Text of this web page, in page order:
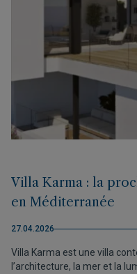
Villa Karma : la
en Méditerranée
27.04.2026
Villa Karma est une villa
l’architecture, la mer et la